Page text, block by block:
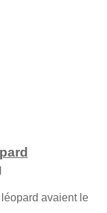
avaient le